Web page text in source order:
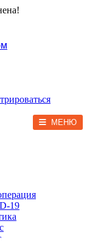
МЕНЮ
19